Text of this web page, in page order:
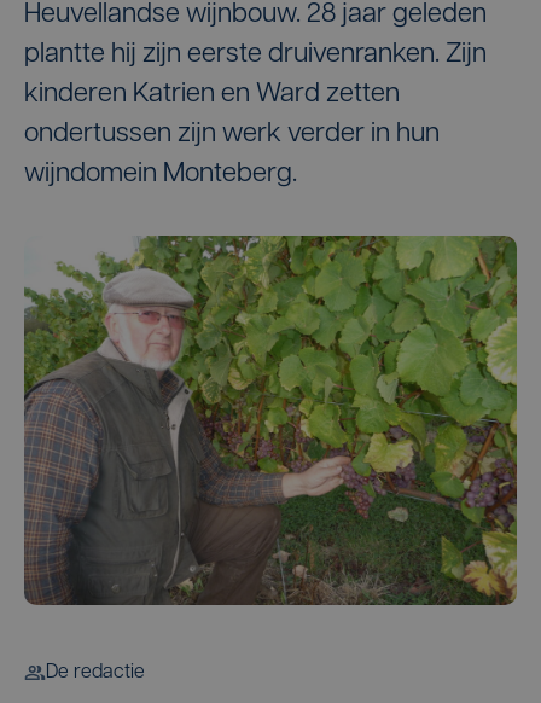
Heuvellandse wijnbouw. 28 jaar geleden
plantte hij zijn eerste druivenranken. Zijn
kinderen Katrien en Ward zetten
ondertussen zijn werk verder in hun
wijndomein Monteberg.
De redactie